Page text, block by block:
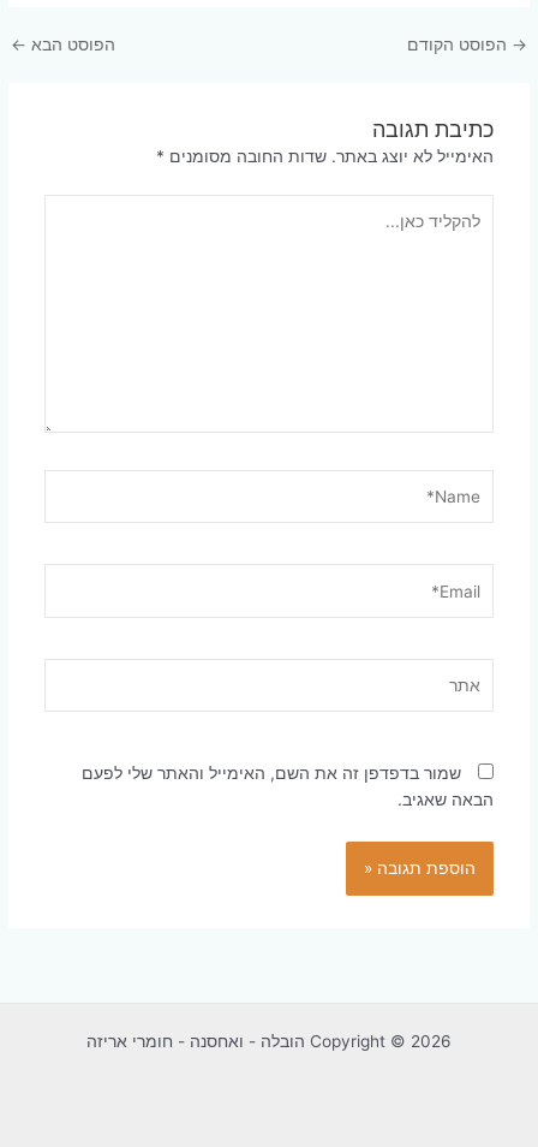
Post
→ הפוסט הקודם הפוסט הבא ←
כתיבת תגובה
האימייל לא יוצג באתר. שדות החובה מסומנים *
כאן...
שמור בדפדפן זה את השם, האימייל והאתר שלי לפעם
הבאה שאגיב.
Copyright © 2026 הובלה - ואחסנה - חומרי אריזה